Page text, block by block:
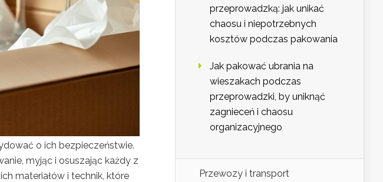
o ich bezpieczeństwie.
myjąc i osuszając każdy z
materiałów i technik, które
przeprowadzką: jak unikać
chaosu i niepotrzebnych
kosztów podczas pakowania
Jak pakować ubrania na
wieszakach podczas
przeprowadzki, by uniknąć
zagnieceń i chaosu
organizacyjnego
Przewozy i transport